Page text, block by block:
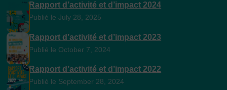
Rapport d’activité et d’impact 2024
Publié le July 28, 2025
Rapport d’activité et d’impact 2023
Publié le October 7, 2024
Rapport d’activité et d’impact 2022
Publié le September 28, 2024